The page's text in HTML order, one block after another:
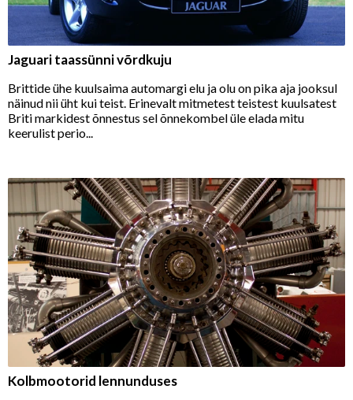
Jaguari taassünni võrdkuju
Brittide ühe kuulsaima automargi elu ja olu on pika aja jooksul
näinud nii üht kui teist. Erinevalt mitmetest teistest kuulsatest
Briti markidest õnnestus sel õnnekombel üle elada mitu
keerulist perio...
Kolbmootorid lennunduses